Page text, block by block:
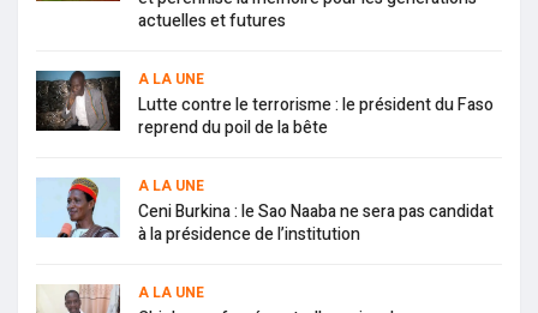
actuelles et futures
A LA UNE
Lutte contre le terrorisme : le président du Faso
reprend du poil de la bête
A LA UNE
Ceni Burkina : le Sao Naaba ne sera pas candidat
à la présidence de l’institution
A LA UNE